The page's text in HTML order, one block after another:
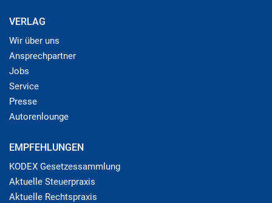
VERLAG
Wir über uns
Ansprechpartner
Jobs
Service
Presse
Autorenlounge
EMPFEHLUNGEN
KODEX Gesetzessammlung
Aktuelle Steuerpraxis
Aktuelle Rechtspraxis